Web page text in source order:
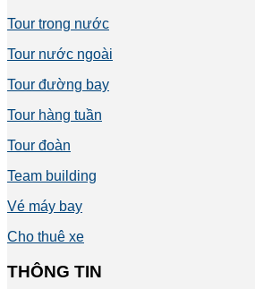
Tour trong nước
Tour nước ngoài
Tour đường bay
Tour hàng tuần
Tour đoàn
Team building
Vé máy bay
Cho thuê xe
THÔNG TIN